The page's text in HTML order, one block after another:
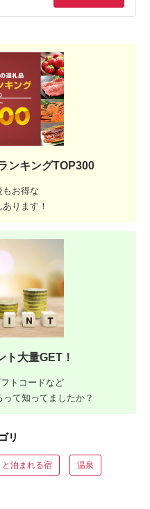
ンキングTOP300
お得な
ります！
ト大量GET！
トコードなど
て知ってましたか？
リ
と泊まれる宿 温泉